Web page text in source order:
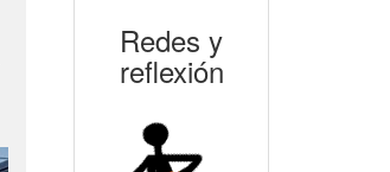
Redes y
reflexión